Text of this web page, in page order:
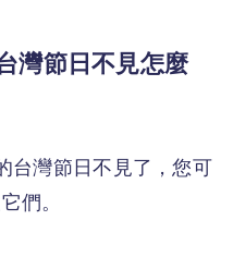
灣節日不見怎麼
台灣節日不見了，您可
們。